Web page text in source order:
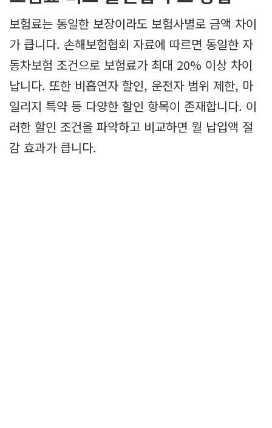
보험료는 동일한 보장이라도 보험사별로 금액 차이
가 큽니다. 손해보험협회 자료에 따르면 동일한 자
동차보험 조건으로 보험료가 최대 20% 이상 차이
납니다. 또한 비흡연자 할인, 운전자 범위 제한, 마
일리지 특약 등 다양한 할인 항목이 존재합니다. 이
러한 할인 조건을 파악하고 비교하면 월 납입액 절
감 효과가 큽니다.